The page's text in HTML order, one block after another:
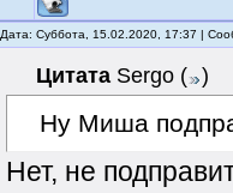
Дата: Суббота, 15.02.2020, 17:37 |
Цитата Sergo( )
Ну Миша
Нет, не